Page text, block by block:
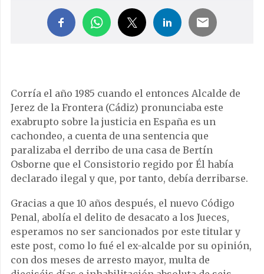
Corría el año 1985 cuando el entonces Alcalde de
Jerez de la Frontera (Cádiz) pronunciaba este
exabrupto sobre la justicia en España es un
cachondeo, a cuenta de una sentencia que
paralizaba el derribo de una casa de Bertín
Osborne que el Consistorio regido por Él había
declarado ilegal y que, por tanto, debía derribarse.
Gracias a que 10 años después, el nuevo Código
Penal, abolía el delito de desacato a los Jueces,
esperamos no ser sancionados por este titular y
este post, como lo fué el ex-alcalde por su opinión,
con dos meses de arresto mayor, multa de